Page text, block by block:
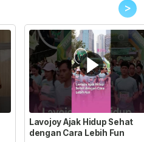
>
Lavojoy Ajak Hidup Sehat
dengan Cara Lebih Fun